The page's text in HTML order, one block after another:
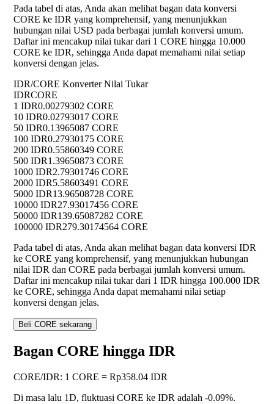
Pada tabel di atas, Anda akan melihat bagan data konversi
CORE ke IDR yang komprehensif, yang menunjukkan
hubungan nilai USD pada berbagai jumlah konversi umum.
Daftar ini mencakup nilai tukar dari 1 CORE hingga 10.000
CORE ke IDR, sehingga Anda dapat memahami nilai setiap
konversi dengan jelas.
IDR/CORE Konverter Nilai Tukar
IDRCORE
1 IDR0.00279302 CORE
10 IDR0.02793017 CORE
50 IDR0.13965087 CORE
100 IDR0.27930175 CORE
200 IDR0.55860349 CORE
500 IDR1.39650873 CORE
1000 IDR2.79301746 CORE
2000 IDR5.58603491 CORE
5000 IDR13.96508728 CORE
10000 IDR27.93017456 CORE
50000 IDR139.65087282 CORE
100000 IDR279.30174564 CORE
Pada tabel di atas, Anda akan melihat bagan data konversi IDR
ke CORE yang komprehensif, yang menunjukkan hubungan
nilai IDR dan CORE pada berbagai jumlah konversi umum.
Daftar ini mencakup nilai tukar dari 1 IDR hingga 100.000 IDR
ke CORE, sehingga Anda dapat memahami nilai setiap
konversi dengan jelas.
Beli CORE sekarang
Bagan CORE hingga IDR
CORE/IDR: 1 CORE = Rp358.04 IDR
Di masa lalu 1D, fluktuasi CORE ke IDR adalah -0.09%.